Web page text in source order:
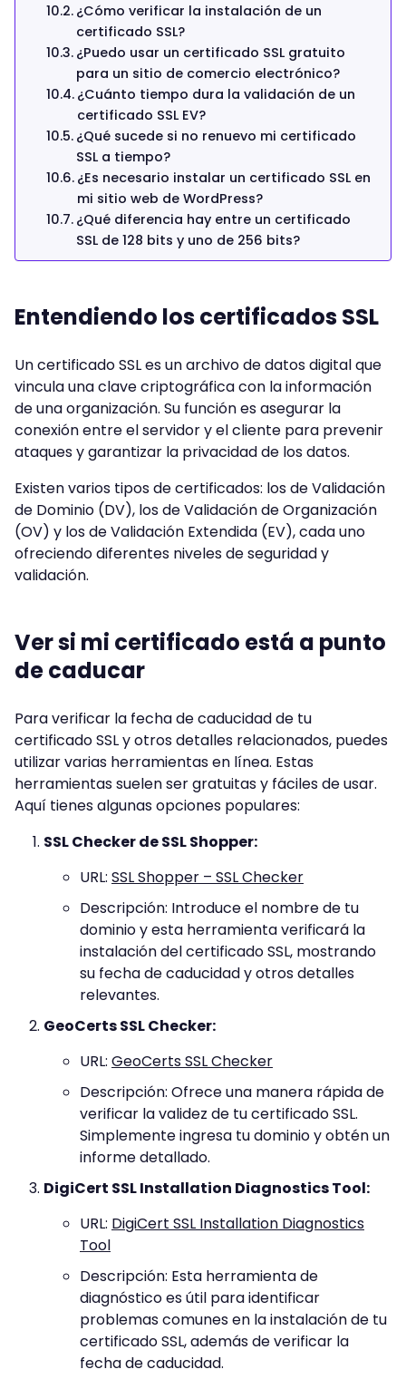
¿Cómo verificar la instalación de un
certificado SSL?
¿Puedo usar un certificado SSL gratuito
para un sitio de comercio electrónico?
¿Cuánto tiempo dura la validación de un
certificado SSL EV?
¿Qué sucede si no renuevo mi certificado
SSL a tiempo?
¿Es necesario instalar un certificado SSL en
mi sitio web de WordPress?
¿Qué diferencia hay entre un certificado
SSL de 128 bits y uno de 256 bits?
Entendiendo los certificados SSL
Un certificado SSL es un archivo de datos digital que
vincula una clave criptográfica con la información
de una organización. Su función es asegurar la
conexión entre el servidor y el cliente para prevenir
ataques y garantizar la privacidad de los datos.
Existen varios tipos de certificados: los de Validación
de Dominio (DV), los de Validación de Organización
(OV) y los de Validación Extendida (EV), cada uno
ofreciendo diferentes niveles de seguridad y
validación.
Ver si mi certificado está a punto
de caducar
Para verificar la fecha de caducidad de tu
certificado SSL y otros detalles relacionados, puedes
utilizar varias herramientas en línea. Estas
herramientas suelen ser gratuitas y fáciles de usar.
Aquí tienes algunas opciones populares:
SSL Checker de SSL Shopper:
URL: SSL Shopper – SSL Checker
Descripción: Introduce el nombre de tu
dominio y esta herramienta verificará la
instalación del certificado SSL, mostrando
su fecha de caducidad y otros detalles
relevantes.
GeoCerts SSL Checker:
URL: GeoCerts SSL Checker
Descripción: Ofrece una manera rápida de
verificar la validez de tu certificado SSL.
Simplemente ingresa tu dominio y obtén un
informe detallado.
DigiCert SSL Installation Diagnostics Tool:
URL: DigiCert SSL Installation Diagnostics
Tool
Descripción: Esta herramienta de
diagnóstico es útil para identificar
problemas comunes en la instalación de tu
certificado SSL, además de verificar la
fecha de caducidad.